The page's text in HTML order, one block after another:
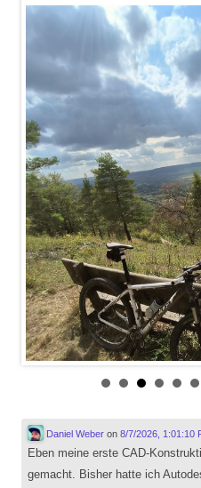
Daniel Weberon 8/7/2026, 1:01:10
Eben meine erste CAD-
gemacht. Bisher hatte ich